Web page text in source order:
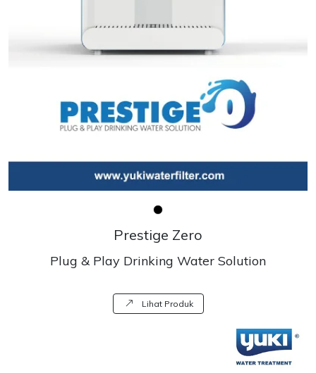
Prestige Zero
Plug & Play Drinking Water Solution
Lihat Produk